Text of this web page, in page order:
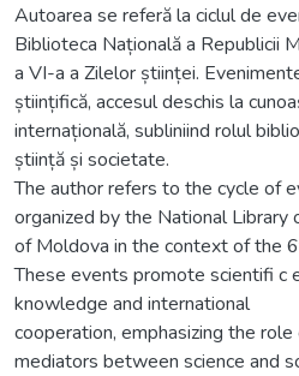
Autoarea se referă la ciclul de
Biblioteca Națională a Republicii
a VI-a a Zilelor științei.
științifică, accesul deschis la
internațională, subliniind rolul
știință și societate.
The author refers to the cycle of
organized by the National Library
of Moldova in the context of the
These events promote scientifi c
knowledge and international
cooperation, emphasizing the role
mediators between science and